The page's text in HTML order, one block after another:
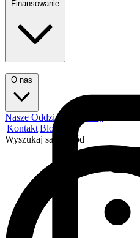
|
Nasze Oddziały
|Kontakt|Blog
Wyszukaj samochód